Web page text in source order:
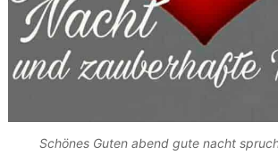
Schönes Guten abend gute nacht